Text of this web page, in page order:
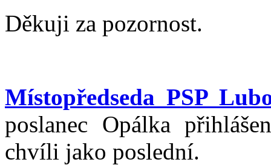
Děkuji za pozornost.
Místopředseda PSP
poslanec Opálka
chvíli jako poslední.